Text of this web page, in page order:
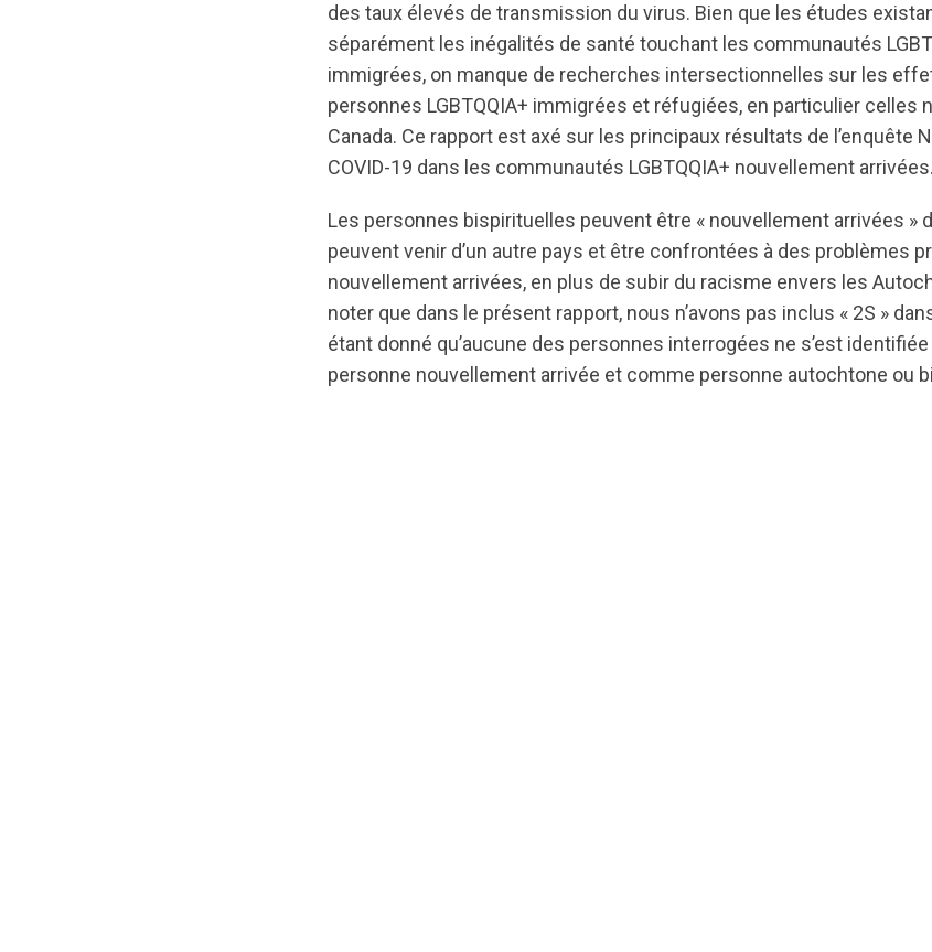
des taux élevés de transmission du virus. Bien que les études
séparément les inégalités de santé touchant les communautés
immigrées, on manque de recherches intersectionnelles sur les
personnes LGBTQQIA+ immigrées et réfugiées, en particulier celles
Canada. Ce rapport est axé sur les principaux résultats de l’enquête
COVID-19 dans les communautés LGBTQQIA+ nouvellement arrivées.
Les personnes bispirituelles peuvent être « nouvellement arrivées »
peuvent venir d’un autre pays et être confrontées à des problèmes
nouvellement arrivées, en plus de subir du racisme envers les
noter que dans le présent rapport, nous n’avons pas inclus « 2S »
étant donné qu’aucune des personnes interrogées ne s’est
personne nouvellement arrivée et comme personne autochtone ou